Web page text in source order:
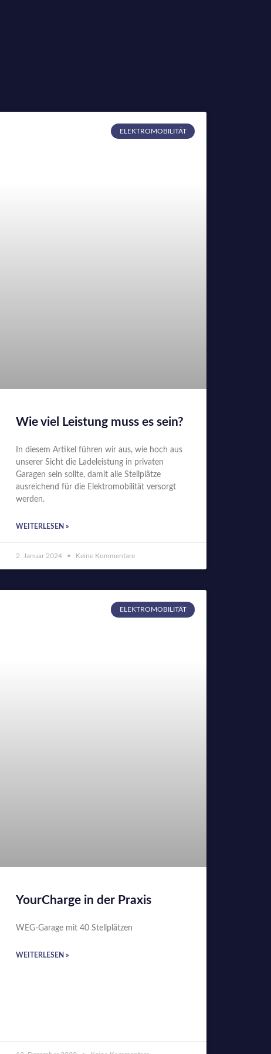
ELEKTROMOBILITÄT
Wie viel Leistung muss es sein?
In diesem Artikel führen wir aus, wie hoch aus
unserer Sicht die Ladeleistung in privaten
Garagen sein sollte, damit alle Stellplätze
ausreichend für die Elektromobilität versorgt
werden.
WEITERLESEN »
2. Januar 2024 Keine Kommentare
ELEKTROMOBILITÄT
YourCharge in der Praxis
WEG-Garage mit 40 Stellplätzen
WEITERLESEN »